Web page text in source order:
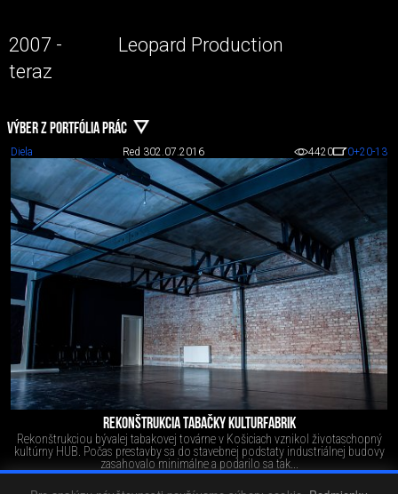
2007 -
teraz
Leopard Production
VÝBER Z PORTFÓLIA PRÁC
Diela Red 302.07.2016 4420 0+20-13
REKONŠTRUKCIA TABAČKY KULTURFABRIK
Rekonštrukciou bývalej tabakovej továrne v Košiciach vznikol životaschopný
kultúrny HUB. Počas prestavby sa do stavebnej podstaty industriálnej budovy
zasahovalo minimálne a podarilo sa tak...